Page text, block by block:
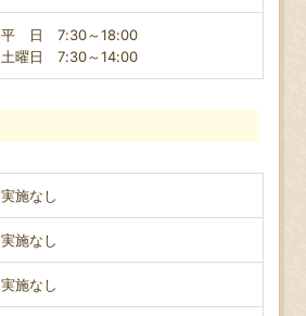
平 日 7:30～18:00
土曜日7:30～14:00
実施なし
実施なし
実施なし